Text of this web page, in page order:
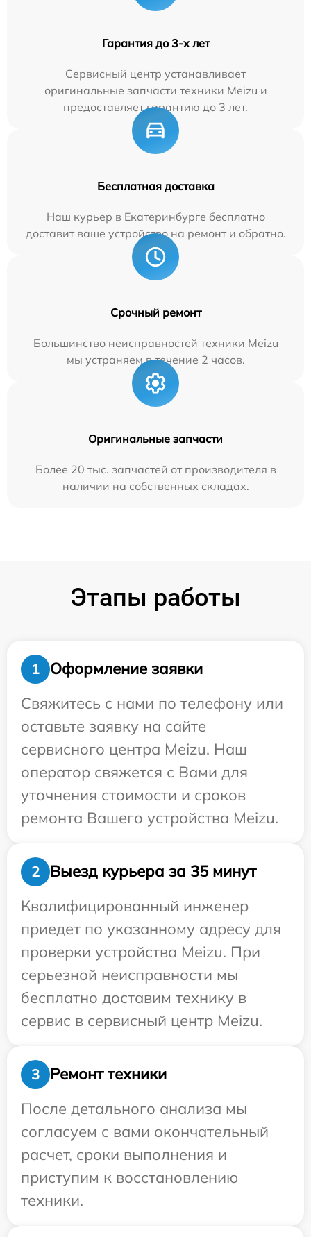
Гарантия до 3-х лет
Сервисный центр устанавливает
оригинальные запчасти техники Meizu и
предоставляет гарантию до 3 лет.
Бесплатная доставка
Наш курьер в Екатеринбурге бесплатно
доставит ваше устройство на ремонт и обратно.
Срочный ремонт
Большинство неисправностей техники Meizu
мы устраняем в течение 2 часов.
Оригинальные запчасти
Более 20 тыс. запчастей от производителя в
наличии на собственных складах.
Этапы работы
1
Оформление заявки
Свяжитесь с нами по телефону или
оставьте заявку на сайте
сервисного центра Meizu. Наш
оператор свяжется с Вами для
уточнения стоимости и сроков
ремонта Вашего устройства Meizu.
2
Выезд курьера за 35 минут
Квалифицированный инженер
приедет по указанному адресу для
проверки устройства Meizu. При
серьезной неисправности мы
бесплатно доставим технику в
сервис в сервисный центр Meizu.
3
Ремонт техники
После детального анализа мы
согласуем с вами окончательный
расчет, сроки выполнения и
приступим к восстановлению
техники.